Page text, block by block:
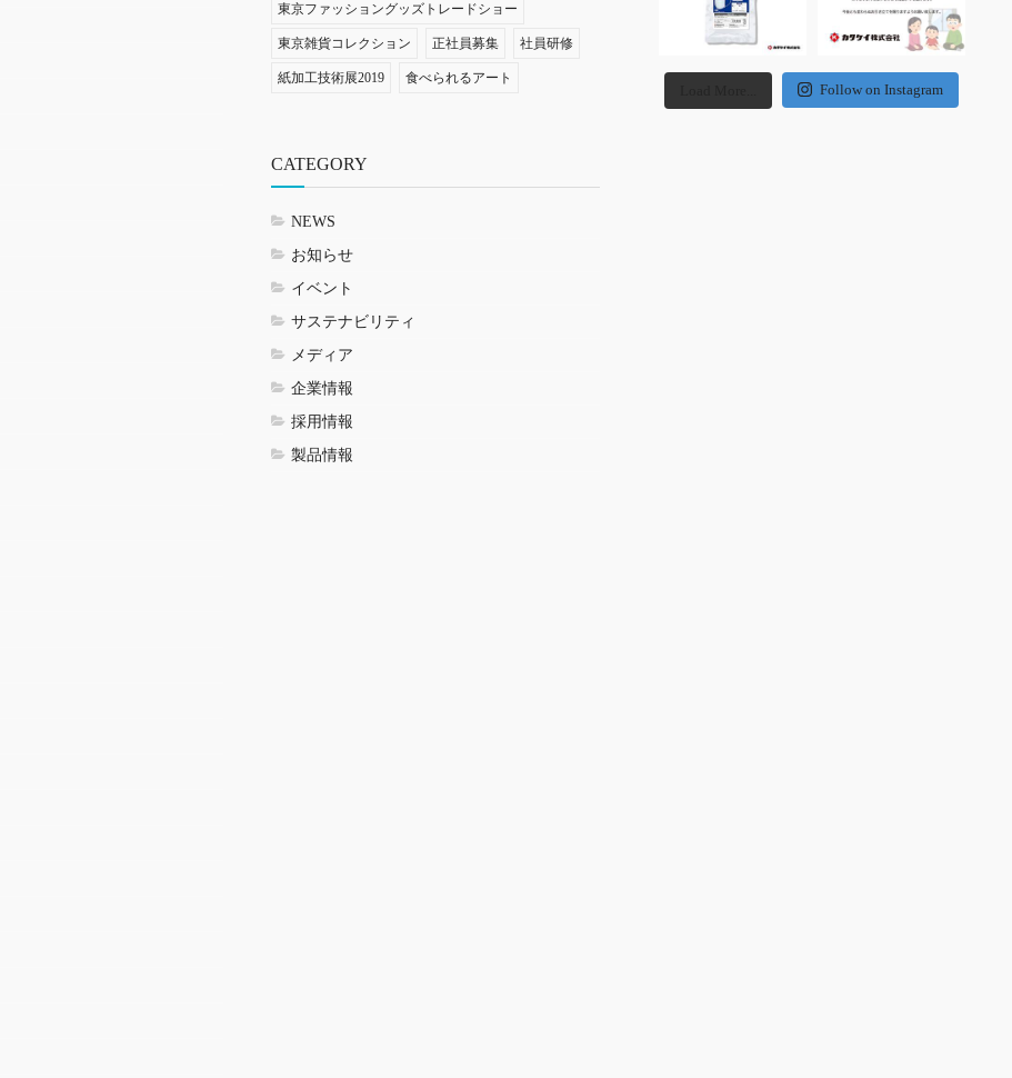
東京ファッショングッズトレードショー
東京雑貨コレクション 正社員募集 社員研修
紙加工技術展2019 食べられるアート
CATEGORY
NEWS
お知らせ
イベント
サステナビリティ
メディア
企業情報
採用情報
製品情報
Follow on Instagram